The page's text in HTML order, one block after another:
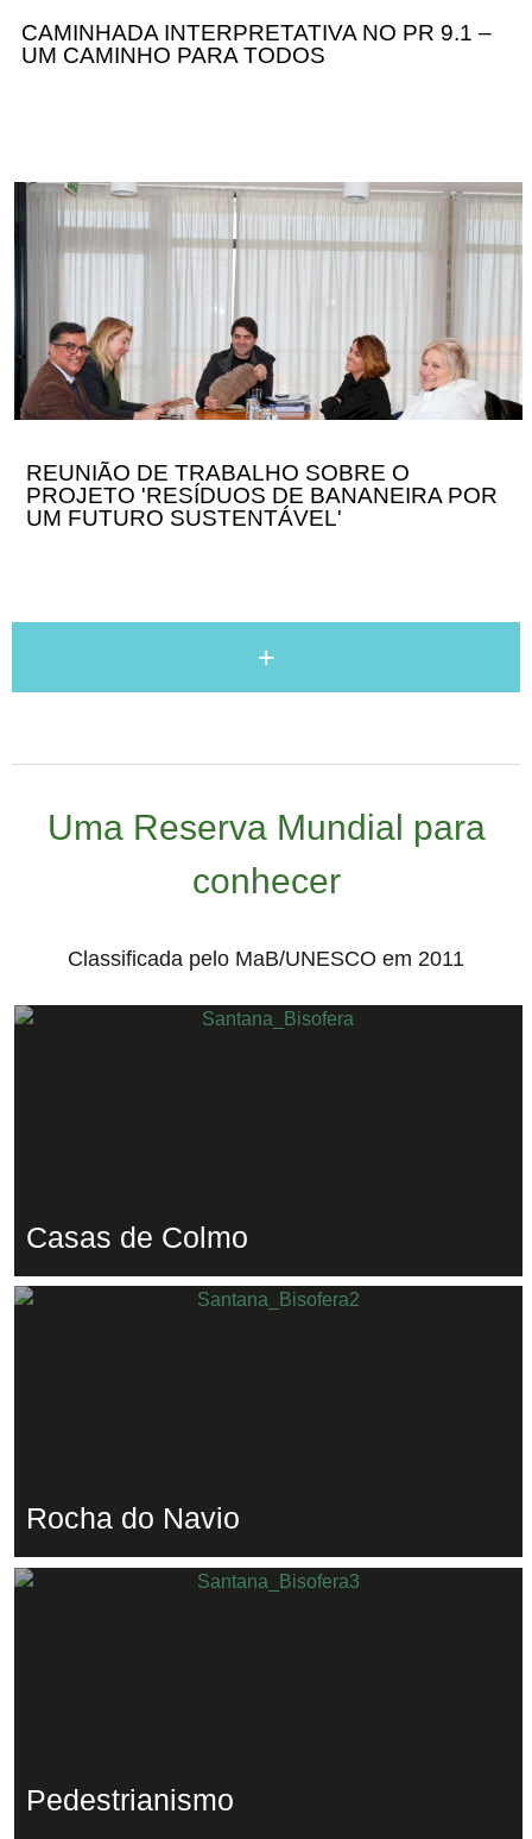
CAMINHADA INTERPRETATIVA NO PR 9.1 –
UM CAMINHO PARA TODOS
REUNIÃO
DE
TRABALHO
SOBRE
PROJETO
'RESÍDUOS
DE
BANANEIRA
POR
FUTURO
SUSTENTÁVEL'
REUNIÃO DE TRABALHO SOBRE O
PROJETO 'RESÍDUOS DE BANANEIRA POR
UM FUTURO SUSTENTÁVEL'
+
Uma Reserva Mundial para
conhecer
Classificada pelo MaB/UNESCO em 2011
Casas de Colmo
Rocha do Navio
Pedestrianismo